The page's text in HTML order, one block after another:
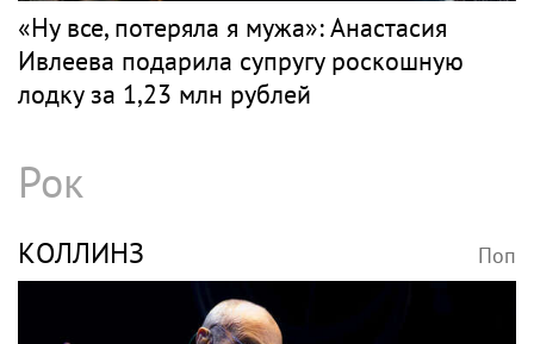
«Ну все, потеряла я мужа»: Анастасия
Ивлеева подарила супругу роскошную
лодку за 1,23 млн рублей
Рок
КОЛЛИНЗ Поп